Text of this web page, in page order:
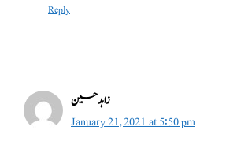
Reply
زاہد حسین
January 21, 2021 at 5:50 pm